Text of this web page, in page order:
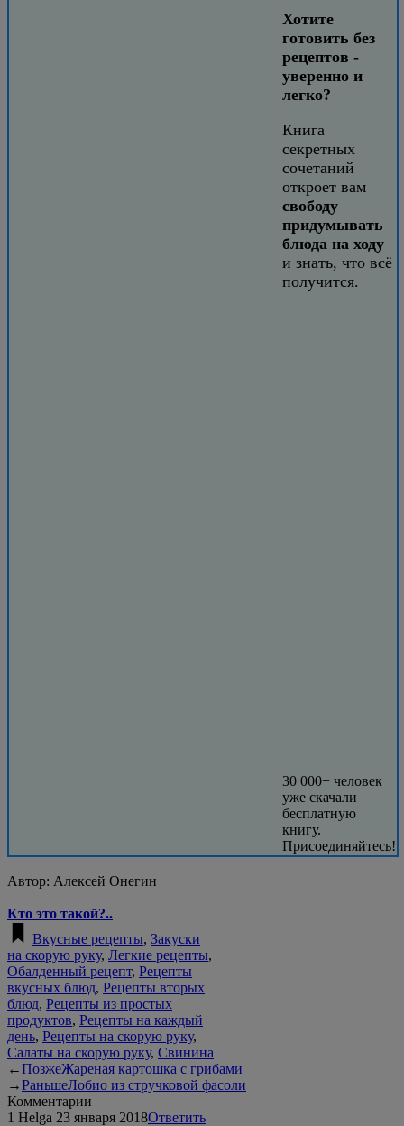
Хотите
готовить без
рецептов -
уверенно и
легко?
Книга
секретных
сочетаний
откроет вам
свободу
придумывать
блюда на ходу
и знать, что всё
получится.
30 000+ человек
уже скачали
бесплатную
книгу.
Присоединяйтесь!
Автор: Алексей Онегин
Кто это такой?..
Вкусные рецепты, Закуски
на скорую руку, Легкие рецепты,
Обалденный рецепт, Рецепты
вкусных блюд, Рецепты вторых
блюд, Рецепты из простых
продуктов, Рецепты на каждый
день, Рецепты на скорую руку,
Салаты на скорую руку, Свинина
←ПозжеЖареная картошка с грибами
→РаньшеЛобио из стручковой фасоли
Комментарии
1 Helga 23 января 2018Ответить